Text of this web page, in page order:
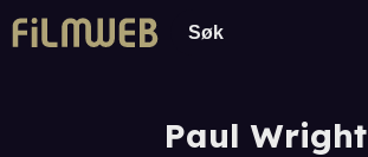
Paul Wright